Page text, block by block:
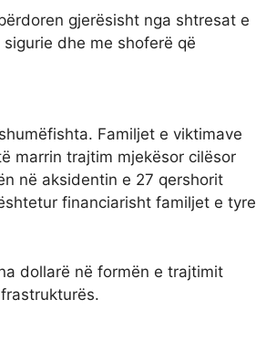
gjerësisht nga shtresat e
dhe me shoferë që
Familjet e viktimave
marrin trajtim mjekësor cilësor
në aksidentin e 27 qershorit
financiarisht familjet e tyre
dollarë në formën e trajtimit